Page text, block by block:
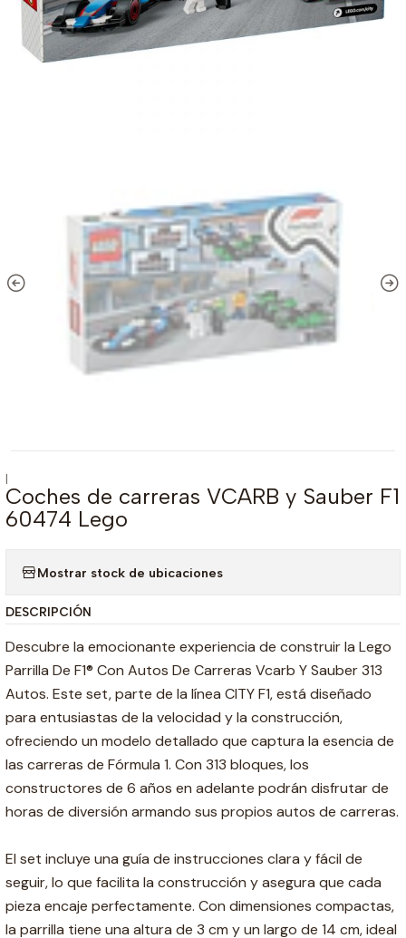
|
Coches de carreras VCARB y Sauber F1
60474 Lego
Mostrar stock de ubicaciones
DESCRIPCIÓN
Descubre la emocionante experiencia de construir la Lego
Parrilla De F1® Con Autos De Carreras Vcarb Y Sauber 313
Autos. Este set, parte de la línea CITY F1, está diseñado
para entusiastas de la velocidad y la construcción,
ofreciendo un modelo detallado que captura la esencia de
las carreras de Fórmula 1. Con 313 bloques, los
constructores de 6 años en adelante podrán disfrutar de
horas de diversión armando sus propios autos de carreras.
El set incluye una guía de instrucciones clara y fácil de
seguir, lo que facilita la construcción y asegura que cada
pieza encaje perfectamente. Con dimensiones compactas,
la parrilla tiene una altura de 3 cm y un largo de 14 cm, ideal